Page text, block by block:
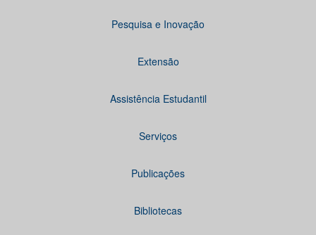
Pesquisa e Inovação
Extensão
Assistência Estudantil
Serviços
Publicações
Bibliotecas